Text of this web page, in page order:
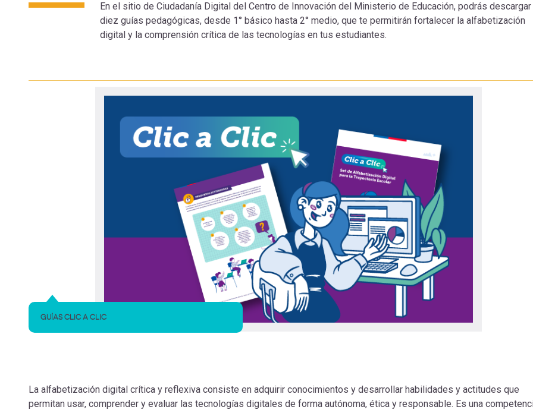
navegación
En el sitio de Ciudadanía Digital del Centro de Innovación del Ministerio de Educación, podrás descargar
diez guías pedagógicas, desde 1° básico hasta 2° medio, que te permitirán fortalecer la alfabetización
digital y la comprensión crítica de las tecnologías en tus estudiantes.
GUÍAS CLIC A CLIC
La alfabetización digital crítica y reflexiva consiste en adquirir conocimientos y desarrollar habilidades y actitudes que
permitan usar, comprender y evaluar las tecnologías digitales de forma autónoma, ética y responsable. Es una